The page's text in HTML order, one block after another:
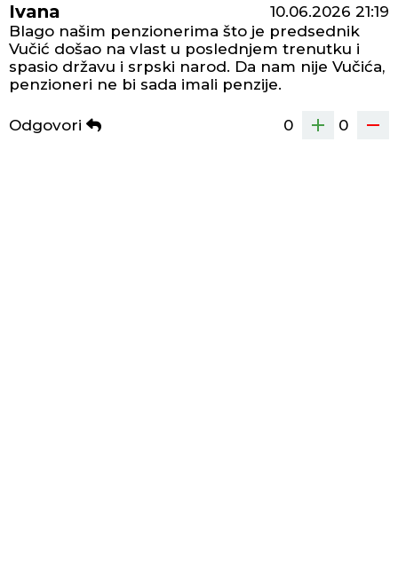
Ivana 10.06.2026 21:19
Blago našim penzionerima što je predsednik
Vučić došao na vlast u poslednjem trenutku i
spasio državu i srpski narod. Da nam nije Vučića,
penzioneri ne bi sada imali penzije.
Odgovori 0 0